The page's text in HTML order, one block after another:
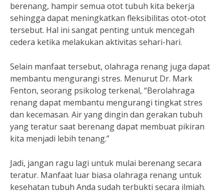
berenang, hampir semua otot tubuh kita bekerja
sehingga dapat meningkatkan fleksibilitas otot-otot
tersebut. Hal ini sangat penting untuk mencegah
cedera ketika melakukan aktivitas sehari-hari.
Selain manfaat tersebut, olahraga renang juga dapat
membantu mengurangi stres. Menurut Dr. Mark
Fenton, seorang psikolog terkenal, “Berolahraga
renang dapat membantu mengurangi tingkat stres
dan kecemasan. Air yang dingin dan gerakan tubuh
yang teratur saat berenang dapat membuat pikiran
kita menjadi lebih tenang.”
Jadi, jangan ragu lagi untuk mulai berenang secara
teratur. Manfaat luar biasa olahraga renang untuk
kesehatan tubuh Anda sudah terbukti secara ilmiah.